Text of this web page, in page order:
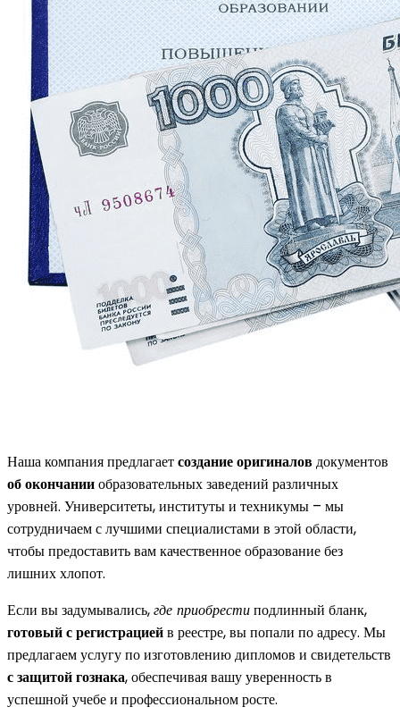
Наша компания предлагаетсоздание оригиналовдокументов
об окончанииобразовательных заведений различных
уровней. Университеты, институты и техникумы – мы
сотрудничаем с лучшими специалистами в этой области,
чтобы предоставить вам качественное образование без
лишних хлопот.
Если вы задумывались,где приобрестиподлинный бланк,
готовый с регистрациейв реестре, вы попали по адресу. Мы
предлагаем услугу по изготовлению дипломов и свидетельств
с защитой гознака, обеспечивая вашу уверенность в
успешной учебе и профессиональном росте.